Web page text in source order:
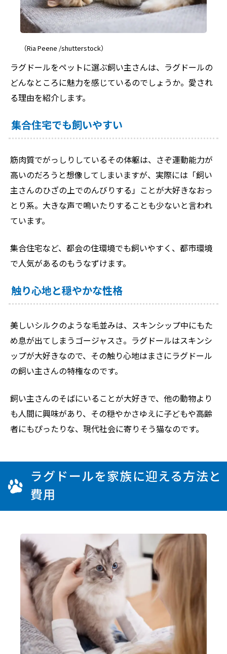
（Ria Peene /shutterstock）
ラグドールをペットに選ぶ飼い主さんは、ラグドールの
どんなところに魅力を感じているのでしょうか。愛され
る理由を紹介します。
集合住宅でも飼いやすい
筋肉質でがっしりしているその体躯は、さぞ運動能力が
高いのだろうと想像してしまいますが、実際には「飼い
主さんのひざの上でのんびりする」ことが大好きなおっ
とり系。大きな声で鳴いたりすることも少ないと言われ
ています。
集合住宅など、都会の住環境でも飼いやすく、都市環境
で人気があるのもうなずけます。
触り心地と穏やかな性格
美しいシルクのような毛並みは、スキンシップ中にもた
め息が出てしまうゴージャスさ。ラグドールはスキンシ
ップが大好きなので、その触り心地はまさにラグドール
の飼い主さんの特権なのです。
飼い主さんのそばにいることが大好きで、他の動物より
も人間に興味があり、その穏やかさゆえに子どもや高齢
者にもぴったりな、現代社会に寄りそう猫なのです。
ラグドールを家族に迎える方法と
費用